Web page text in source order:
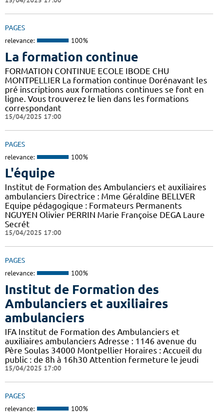
PAGES
relevance: 100%
La formation continue
FORMATION CONTINUE ECOLE IBODE CHU
MONTPELLIER La formation continue Dorénavant les
pré inscriptions aux formations continues se font en
ligne. Vous trouverez le lien dans les formations
correspondant
15/04/2025 17:00
PAGES
relevance: 100%
L'équipe
Institut de Formation des Ambulanciers et auxiliaires
ambulanciers Directrice : Mme Géraldine BELLVER
Equipe pédagogique : Formateurs Permanents
NGUYEN Olivier PERRIN Marie Françoise DEGA Laure
Secrét
15/04/2025 17:00
PAGES
relevance: 100%
Institut de Formation des
Ambulanciers et auxiliaires
ambulanciers
IFA Institut de Formation des Ambulanciers et
auxiliaires ambulanciers Adresse : 1146 avenue du
Père Soulas 34000 Montpellier Horaires : Accueil du
public : de 8h à 16h30 Attention fermeture le jeudi
15/04/2025 17:00
PAGES
relevance: 100%